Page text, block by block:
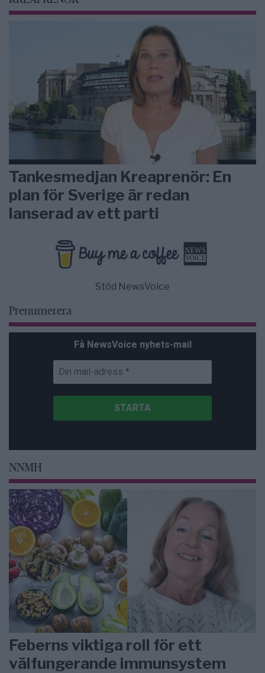
Tankesmedjan Kreaprenör: En
plan för Sverige är redan
lanserad av ett parti
Stöd NewsVoice
Prenumerera
Få NewsVoice nyhets-mail
NNMH
Feberns viktiga roll för ett
välfungerande immunsystem